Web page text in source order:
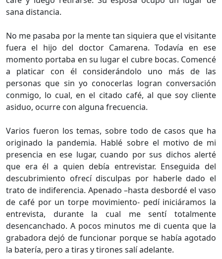
sana distancia.
No me pasaba por la mente tan siquiera que el visitante
fuera el hijo del doctor Camarena. Todavía en ese
momento portaba en su lugar el cubre bocas. Comencé
a platicar con él considerándolo uno más de las
personas que sin yo conocerlas logran conversación
conmigo, lo cual, en el citado café, al que soy cliente
asiduo, ocurre con alguna frecuencia.
Varios fueron los temas, sobre todo de casos que ha
originado la pandemia. Hablé sobre el motivo de mi
presencia en ese lugar, cuando por sus dichos alerté
que era él a quien debía entrevistar. Enseguida del
descubrimiento ofrecí disculpas por haberle dado el
trato de indiferencia. Apenado –hasta desbordé el vaso
de café por un torpe movimiento- pedí iniciáramos la
entrevista, durante la cual me sentí totalmente
desencanchado. A pocos minutos me di cuenta que la
grabadora dejó de funcionar porque se había agotado
la batería, pero a tiras y tirones salí adelante.